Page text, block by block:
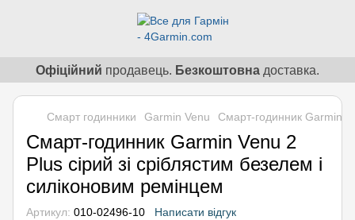
Офіційний продавець. Безкоштовна доставка.
Смарт годинники Garmin Venu Смарт-годинник Garmin
Смарт-годинник Garmin Venu 2
Plus сірий зі сріблястим безелем і
силіконовим ремінцем
Артикул: 010-02496-10 Написати відгук